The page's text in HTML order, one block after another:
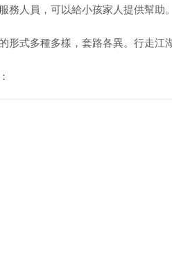
務人員，可以給小孩家人提供幫助
形式多種多樣，套路各異。行走江